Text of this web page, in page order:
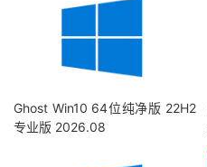
Ghost Win10 64位纯净版 22H2
专业版 2026.08